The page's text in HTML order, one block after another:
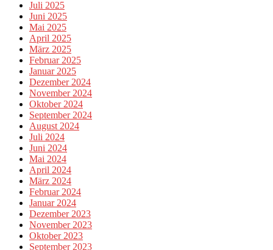
Juli 2025
Juni 2025
Mai 2025
April 2025
März 2025
Februar 2025
Januar 2025
Dezember 2024
November 2024
Oktober 2024
September 2024
August 2024
Juli 2024
Juni 2024
Mai 2024
April 2024
März 2024
Februar 2024
Januar 2024
Dezember 2023
November 2023
Oktober 2023
September 2023